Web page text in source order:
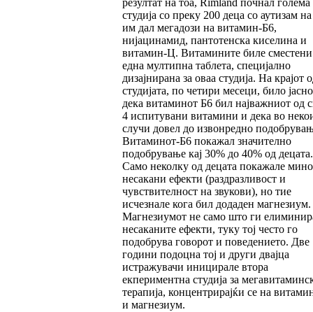
резултат на тоа, Rimland почнал голема
студија со преку 200 деца со аутизам
им дал мегадози на витамин-Б6,
нијацинамид, пантотенска киселина и
витамин-Ц. Витамините биле
една мултипна таблета, специјално
дизајнирана за оваа студија. На крајот
студијата, по четири месеци, било јасно
дека витаминот Б6 бил најважниот од
4 испитувани витамини и дека во
случи довел до извонредно
Витаминот-Б6 покажал значително
подобрување кај 30% до 40% од децата.
Само неколку од децата покажале
несакани ефекти (раздразливост и
чувствителност на звукови), но тие
исчезнале кога бил додаден магнезиум.
Магнезиумот не само што ги
несаканите ефекти, туку тој често го
подобрува говорот и поведението. Две
години подоцна тој и други двајца
истражувачи иницирале втора
екпериментна студија за
терапија, концентрирајќи се на
и магнезиум.